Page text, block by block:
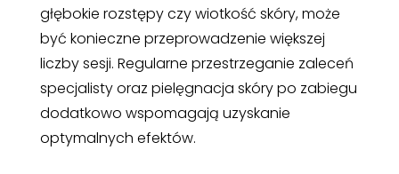
głębokie rozstępy czy wiotkość skóry, może
być konieczne przeprowadzenie większej
liczby sesji. Regularne przestrzeganie zaleceń
specjalisty oraz pielęgnacja skóry po zabiegu
dodatkowo wspomagają uzyskanie
optymalnych efektów.